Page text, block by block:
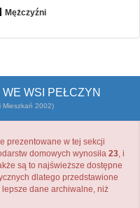
Mężczyźni
WSI PEŁCZYN
Mieszkań 2002)
prezentowane w tej sekcji
domowych wynosiła 23, i
są to najświeższe dostępne
dlatego przedstawione
dane archiwalne, niż